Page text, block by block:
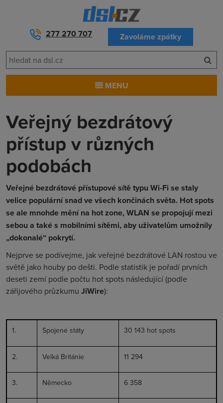
277 270 707 Zavoláme zpátky
MENU
Veřejný bezdrátový
přístup v různých
podobách
Veřejné bezdrátové přístupové sítě typu Wi-Fi se staly
velice populární snad ve všech končinách světa. Hot spots
se ale mnohde mění na hot zone, WLAN se propojují mezi
sebou a také s mobilními sítěmi, aby uživatelům umožnily
„dokonalé“ pokrytí.
Nejprve se podívejme, jak veřejné bezdrátové LAN rostou ve
světě jako houby po dešti. Podle statistik je pořadí prvních
deseti zemí podle počtu hot spots následující (podle
zářijového průzkumu JiWire):
1. Spojené státy 30 143 hot spots
2. Velká Británie 11 294
3. Německo 6 358